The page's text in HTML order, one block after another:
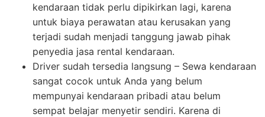
kendaraan tidak perlu dipikirkan lagi, karena
untuk biaya perawatan atau kerusakan yang
terjadi sudah menjadi tanggung jawab pihak
penyedia jasa rental kendaraan.
Driver sudah tersedia langsung – Sewa kendaraan
sangat cocok untuk Anda yang belum
mempunyai kendaraan pribadi atau belum
sempat belajar menyetir sendiri. Karena di